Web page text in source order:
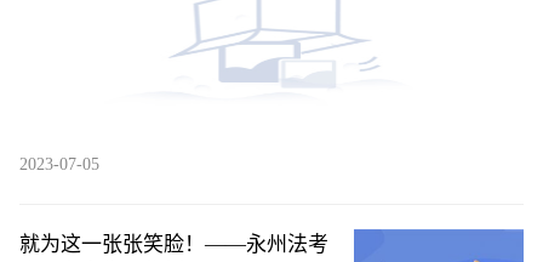
2023-07-05
就为这一张张笑脸！——永州法考